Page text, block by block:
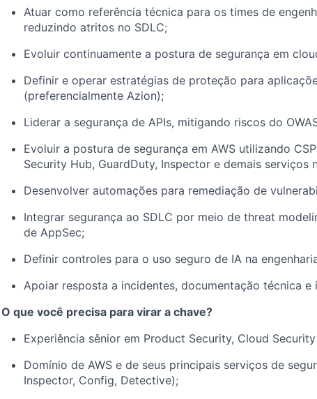
Atuar como referência técnica para os times de
reduzindo atritos no SDLC;
Evoluir continuamente a postura de segurança em
Definir e operar estratégias de proteção para
(preferencialmente Azion);
Liderar a segurança de APIs, mitigando riscos do
Evoluir a postura de segurança em AWS utilizando
Security Hub, GuardDuty, Inspector e demais serviços
Desenvolver automações para remediação de
Integrar segurança ao SDLC por meio de threat
de AppSec;
Definir controles para o uso seguro de IA na
Apoiar resposta a incidentes, documentação técnica e
O que você precisa para virar a chave?
Experiência sênior em Product Security, Cloud
Domínio de AWS e de seus principais serviços de
Inspector, Config, Detective);